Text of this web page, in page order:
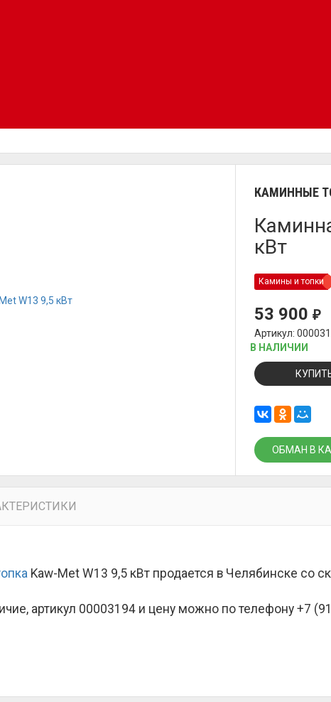
КАМИННЫЕ
кВт
Камины и топки
53 900₽
Артикул:
В НАЛИЧИИ
ОБМАН В
Kaw-Met W13 9,5 кВт продается в Челябинске со
артикул 00003194 и цену можно по телефону +7